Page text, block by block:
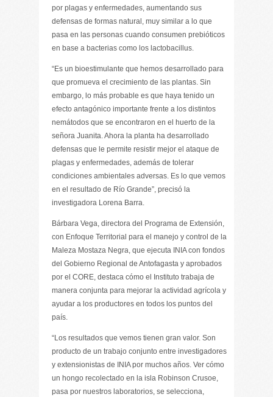
por plagas y enfermedades, aumentando sus
defensas de formas natural, muy similar a lo que
pasa en las personas cuando consumen prebióticos
en base a bacterias como los lactobacillus.
“Es un bioestimulante que hemos desarrollado para
que promueva el crecimiento de las plantas. Sin
embargo, lo más probable es que haya tenido un
efecto antagónico importante frente a los distintos
nemátodos que se encontraron en el huerto de la
señora Juanita. Ahora la planta ha desarrollado
defensas que le permite resistir mejor el ataque de
plagas y enfermedades, además de tolerar
condiciones ambientales adversas. Es lo que vemos
en el resultado de Río Grande”, precisó la
investigadora Lorena Barra.
Bárbara Vega, directora del Programa de Extensión,
con Enfoque Territorial para el manejo y control de la
Maleza Mostaza Negra, que ejecuta INIA con fondos
del Gobierno Regional de Antofagasta y aprobados
por el CORE, destaca cómo el Instituto trabaja de
manera conjunta para mejorar la actividad agrícola y
ayudar a los productores en todos los puntos del
país.
“Los resultados que vemos tienen gran valor. Son
producto de un trabajo conjunto entre investigadores
y extensionistas de INIA por muchos años. Ver cómo
un hongo recolectado en la isla Robinson Crusoe,
pasa por nuestros laboratorios, se selecciona,